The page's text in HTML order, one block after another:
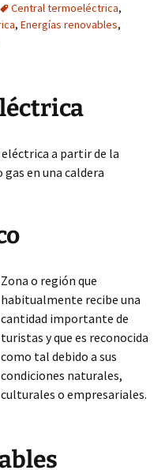
Central termoeléctrica,
, Energías renovables,
a partir de la
en una caldera
Zona o región que
habitualmente recibe una
cantidad importante de
turistas y que es reconocida
como tal debido a sus
condiciones naturales,
culturales o empresariales.